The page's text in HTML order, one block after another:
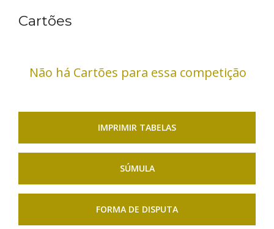
Cartões
Não há Cartões para essa competição
IMPRIMIR TABELAS
SÚMULA
FORMA DE DISPUTA